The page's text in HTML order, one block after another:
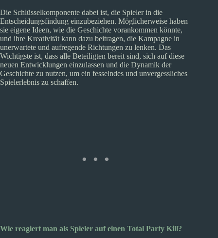
Die Schlüsselkomponente dabei ist, die Spieler in die
Entscheidungsfindung einzubeziehen. Möglicherweise haben
sie eigene Ideen, wie die Geschichte vorankommen könnte,
und ihre Kreativität kann dazu beitragen, die Kampagne in
unerwartete und aufregende Richtungen zu lenken. Das
Wichtigste ist, dass alle Beteiligten bereit sind, sich auf diese
neuen Entwicklungen einzulassen und die Dynamik der
Geschichte zu nutzen, um ein fesselndes und unvergessliches
Spielerlebnis zu schaffen.
Wie reagiert man als Spieler auf einen Total Party Kill?